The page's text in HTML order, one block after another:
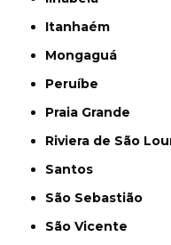
Itanhaém
Mongaguá
Peruíbe
Praia Grande
Riviera de São
Santos
São Sebastião
São Vicente